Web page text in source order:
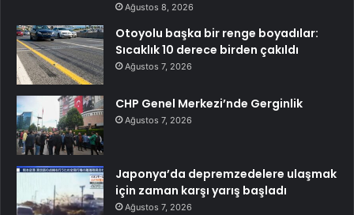
Ağustos 8, 2026
Otoyolu başka bir renge boyadılar:
Sıcaklık 10 derece birden çakıldı
Ağustos 7, 2026
CHP Genel Merkezi’nde Gerginlik
Ağustos 7, 2026
Japonya’da depremzedelere ulaşmak
için zaman karşı yarış başladı
Ağustos 7, 2026